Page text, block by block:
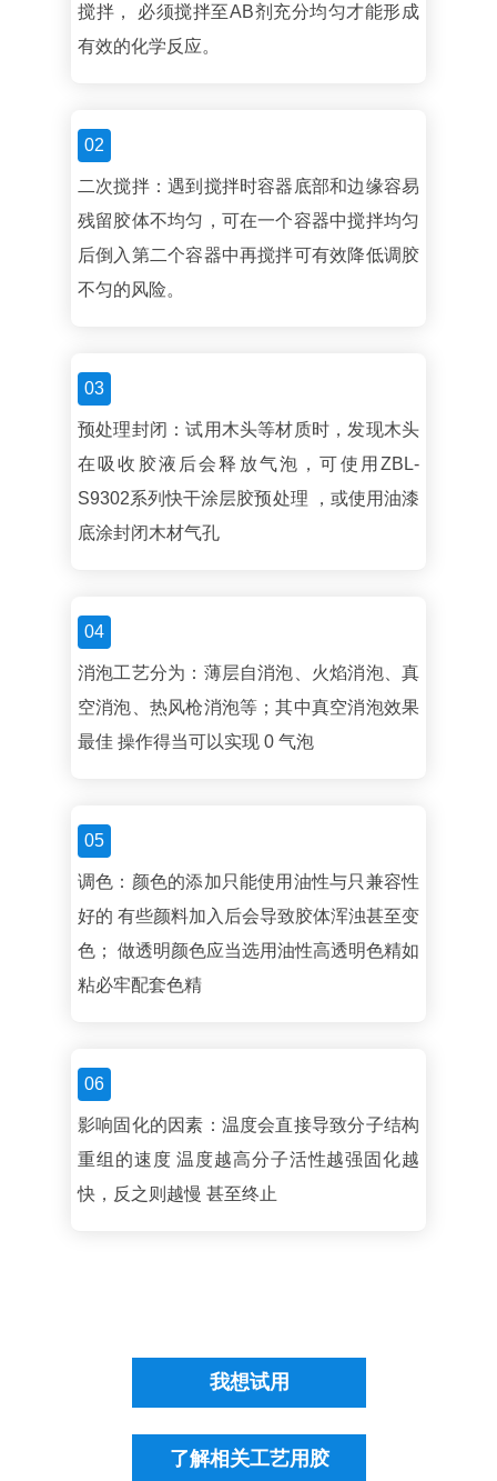
搅拌， 必须搅拌至AB剂充分均匀才能形成
有效的化学反应。
02
二次搅拌：遇到搅拌时容器底部和边缘容易
残留胶体不均匀，可在一个容器中搅拌均匀
后倒入第二个容器中再搅拌可有效降低调胶
不匀的风险。
03
预处理封闭：试用木头等材质时，发现木头
在吸收胶液后会释放气泡，可使用ZBL-
S9302系列快干涂层胶预处理 ，或使用油漆
底涂封闭木材气孔
04
消泡工艺分为：薄层自消泡、火焰消泡、真
空消泡、热风枪消泡等；其中真空消泡效果
最佳 操作得当可以实现 0 气泡
05
调色：颜色的添加只能使用油性与只兼容性
好的 有些颜料加入后会导致胶体浑浊甚至变
色； 做透明颜色应当选用油性高透明色精如
粘必牢配套色精
06
影响固化的因素：温度会直接导致分子结构
重组的速度 温度越高分子活性越强固化越
快，反之则越慢 甚至终止
我想试用
了解相关工艺用胶